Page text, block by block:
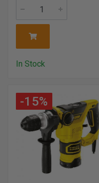
In Stock
-15%